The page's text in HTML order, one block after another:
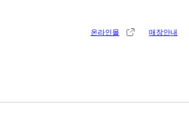
온라인몰 매장안내